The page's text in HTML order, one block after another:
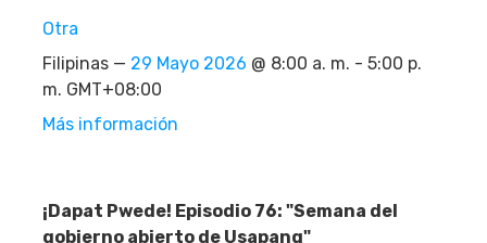
Otra
Filipinas — 29 Mayo 2026 @ 8:00 a. m. - 5:00 p.
m. GMT+08:00
Más información
¡Dapat Pwede! Episodio 76: "Semana del
gobierno abierto de Usapang"